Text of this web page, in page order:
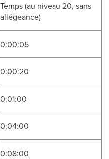
Temps (au niveau 20, sans
allégeance)
0:00:05
0:00:20
0:01:00
0:04:00
0:08:00